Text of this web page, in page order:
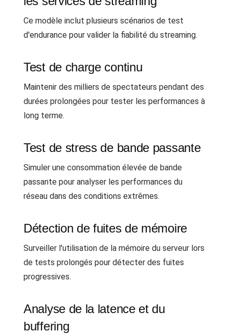
Ce modèle inclut plusieurs scénarios de test
d'endurance pour valider la fiabilité du streaming.
Test de charge continu
Maintenir des milliers de spectateurs pendant des
durées prolongées pour tester les performances à
long terme.
Test de stress de bande passante
Simuler une consommation élevée de bande
passante pour analyser les performances du
réseau dans des conditions extrêmes.
Détection de fuites de mémoire
Surveiller l'utilisation de la mémoire du serveur lors
de tests prolongés pour détecter des fuites
progressives.
Analyse de la latence et du
buffering